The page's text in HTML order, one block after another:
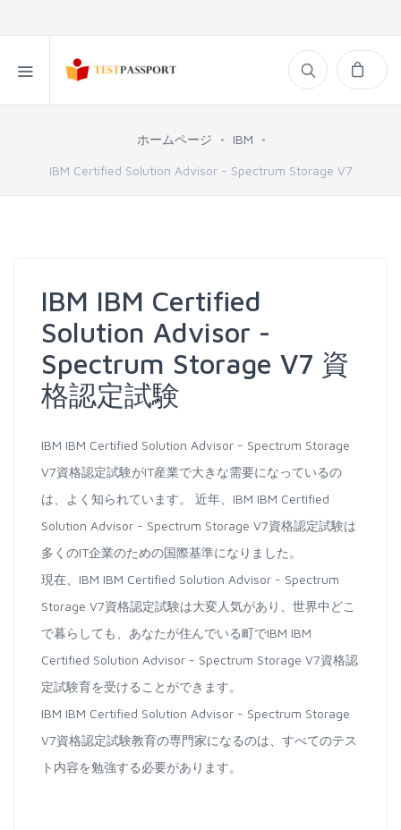
ホームページ IBM
IBM Certified Solution Advisor - Spectrum Storage V7
IBM IBM Certified
Solution Advisor -
Spectrum Storage V7 資
格認定試験
IBM IBM Certified Solution Advisor - Spectrum Storage
V7資格認定試験がIT産業で大きな需要になっているの
は、よく知られています。 近年、IBM IBM Certified
Solution Advisor - Spectrum Storage V7資格認定試験は
多くのIT企業のための国際基準になりました。
現在、IBM IBM Certified Solution Advisor - Spectrum
Storage V7資格認定試験は大変人気があり、世界中どこ
で暮らしても、あなたが住んでいる町でIBM IBM
Certified Solution Advisor - Spectrum Storage V7資格認
定試験育を受けることができます。
IBM IBM Certified Solution Advisor - Spectrum Storage
V7資格認定試験教育の専門家になるのは、すべてのテス
ト内容を勉強する必要があります。